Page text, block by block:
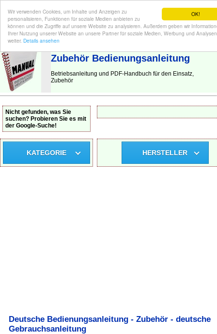
OK!
Wir verwenden Cookies, um Inhalte und Anzeigen zu
personalisieren, Funktionen für soziale Medien anbieten zu
können und die Zugriffe auf unsere Website zu analysieren. Außerdem geben wir
Ihrer Nutzung unserer Website an unsere Partner für soziale Medien, Werbung und Analysen
weiter. Details ansehen
BEDIENUNGSANLEITUNG | Hier finden Sie die deutsche Anleitung!
Zubehör Bedienungsanleitung
Betriebsanleitung und PDF-Handbuch für den Einsatz,
Zubehör
Nicht gefunden, was Sie
suchen? Probieren Sie es mit
der Google-Suche!
KATEGORIE HERSTELLER
Deutsche Bedienungsanleitung - Zubehör - deutsche
Gebrauchsanleitung